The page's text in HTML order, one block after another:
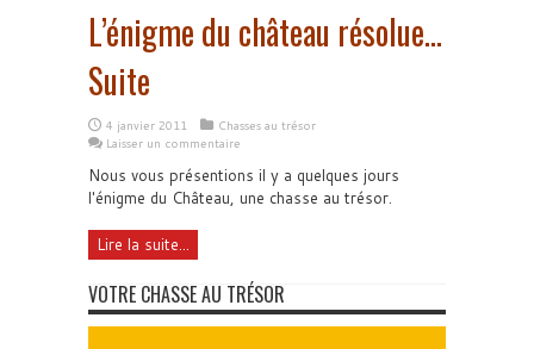
L’énigme du château résolue…
Suite
4 janvier 2011
Chasses au trésor
Laisser un commentaire
Nous vous présentions il y a quelques jours
l'énigme du Château, une chasse au trésor.
Lire la suite...
VOTRE CHASSE AU TRÉSOR